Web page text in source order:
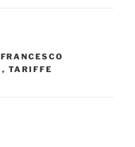
FRANCESCO
, TARIFFE